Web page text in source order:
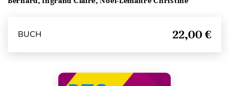
BUCH 22,00 €